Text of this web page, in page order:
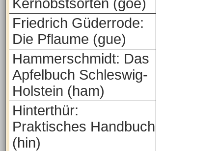
Kernobstsorten (goe)
Friedrich Güderrode:
Die Pflaume (gue)
Hammerschmidt: Das
Apfelbuch Schleswig-
Holstein (ham)
Hinterthür:
Praktisches Handbuch
(hin)